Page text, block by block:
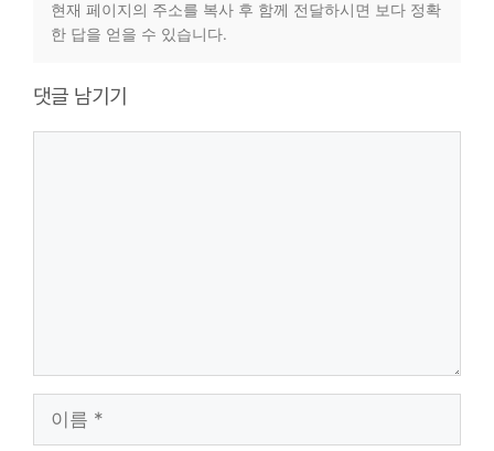
현재 페이지의 주소를 복사 후 함께 전달하시면 보다 정확
한 답을 얻을 수 있습니다.
댓글 남기기